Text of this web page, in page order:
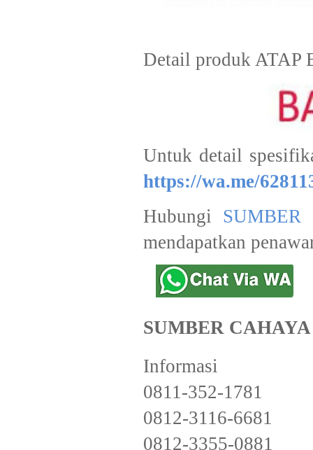
Detail produk ATAP
Untuk detail
https://wa.me/
Hubungi SUMBER
mendapatkan
SUMBER
Informasi
0811-352-1781
0812-3116-6681
0812-3355-0881